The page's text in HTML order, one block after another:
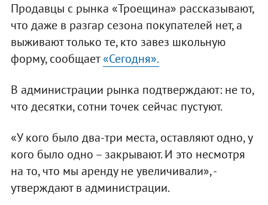
Продавцы с рынка «Троещина» рассказывают,
что даже в разгар сезона покупателей нет, а
выживают только те, кто завез школьную
форму, сообщает«Сегодня».
В администрации рынка подтверждают: не то,
что десятки, сотни точек сейчас пустуют.
«У кого было два-три места, оставляют одно, у
кого было одно – закрывают. И это несмотря
на то, что мы аренду не увеличивали», -
утверждают в администрации.